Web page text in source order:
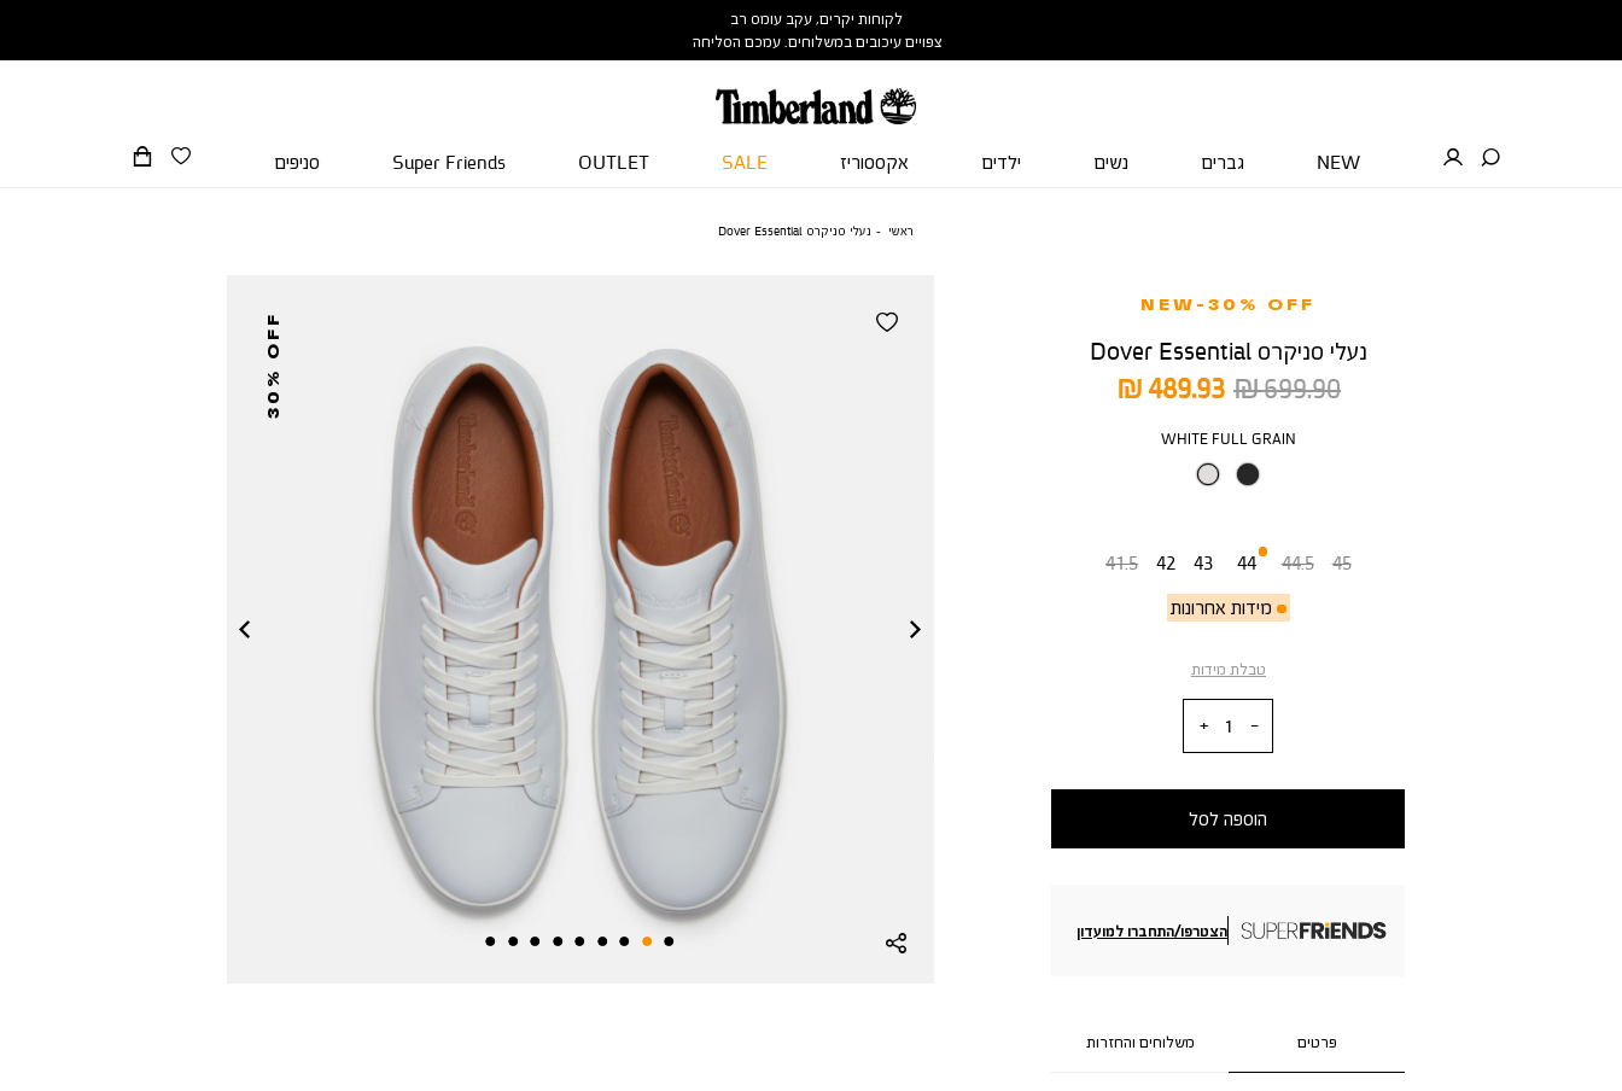
לקוחות יקרים, עקב עומס רב
צפויים עיכובים במשלוחים. עמכם הסליחה
NEW גברים נשים ילדים אקססוריז SALE
OUTLET
Super Friends סניפים
ראשי נעלי סניקרס Dover Essential
30% OFF
NEW-30% OFF
נעלי סניקרס Dover Essential
מחיר
מוצר
489.93 ₪
מחיר
699.90 ₪
צבע
WHITE FULL GRAIN
41.5 42 43
44
מידות אחרונות
44.5 45
טבלת מידות
הוספה לסל
הצטרפו/התחברו למועדון
פרטים משלוחים והחזרות